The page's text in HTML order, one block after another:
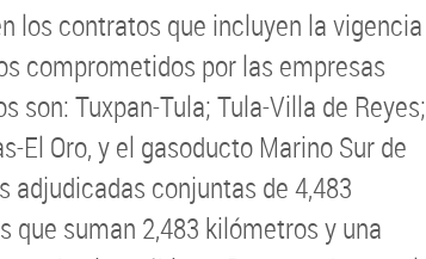
los contratos que incluyen la vigencia
comprometidos por las empresas
son: Tuxpan-Tula; Tula-Villa de Reyes;
El Oro, y el gasoducto Marino Sur de
adjudicadas conjuntas de 4,483
que suman 2,483 kilómetros y una